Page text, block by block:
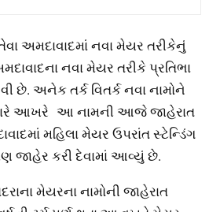
અમદાવાદમાં નવા મેયર તરીકેનું
નવા મેયર તરીકે પ્રતિભા
છે. અનેક તર્ક વિતર્ક નવા નામોને
આખરે આ નામની આજે જાહેરાત
મહિલા મેયર ઉપરાંત સ્ટેન્ડિંગ
જાહેર કરી દેવામાં આવ્યું છે.
મેયરના નામોની જાહેરાત